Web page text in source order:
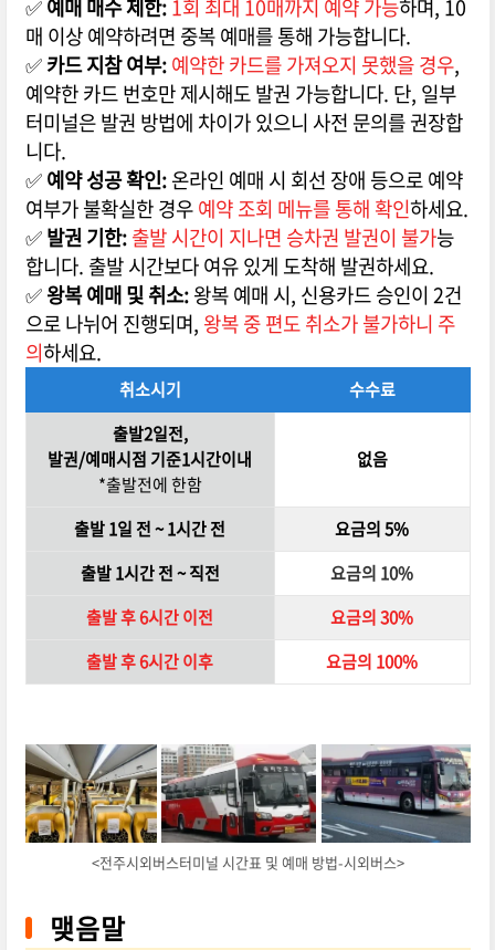
✅예매 매수 제한:1회 최대 10매까지 예약 가능하며, 10
매 이상 예약하려면 중복 예매를 통해 가능합니다.
✅카드 지참 여부:예약한 카드를 가져오지 못했을 경우,
예약한 카드 번호만 제시해도 발권 가능합니다. 단, 일부
터미널은 발권 방법에 차이가 있으니 사전 문의를 권장합
니다.
✅예약 성공 확인:온라인 예매 시 회선 장애 등으로 예약
여부가 불확실한 경우예약 조회 메뉴를 통해 확인하세요.
✅발권 기한:출발 시간이 지나면 승차권 발권이 불가능
합니다. 출발 시간보다 여유 있게 도착해 발권하세요.
✅왕복 예매 및 취소:왕복 예매 시, 신용카드 승인이 2건
으로 나뉘어 진행되며, 왕복 중 편도 취소가 불가하니 주
의하세요.
취소시기
수수료
출발2일전,
발권/예매시점 기준1시간이내
*출발전에 한함
없음
출발 1일 전 ~ 1시간 전
요금의 5%
출발 1시간 전 ~ 직전
요금의 10%
출발 후 6시간 이전
요금의 30%
출발 후 6시간 이후
요금의 100%
<전주시외버스터미널 시간표 및 예매 방법-시외버스>
맺음말